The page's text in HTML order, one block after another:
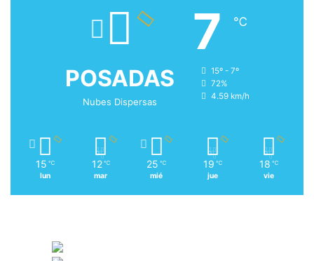
POSADAS
Nubes Dispersas
7 ℃
15º - 7º
72%
4.59 km/h
15 ℃
lun
12 ℃
mar
25 ℃
mié
19 ℃
jue
18 ℃
vie